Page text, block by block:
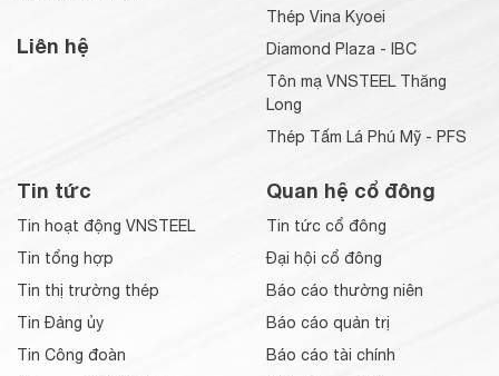
Liên hệ
Thép Vina Kyoei
Diamond Plaza - IBC
Tôn mạ VNSTEEL Thăng
Long
Thép Tấm Lá Phú Mỹ - PFS
Tin tức
Tin hoạt động VNSTEEL
Tin tổng hợp
Tin thị trường thép
Tin Đảng ủy
Tin Công đoàn
Quan hệ cổ đông
Tin tức cổ đông
Đại hội cổ đông
Báo cáo thường niên
Báo cáo quản trị
Báo cáo tài chính